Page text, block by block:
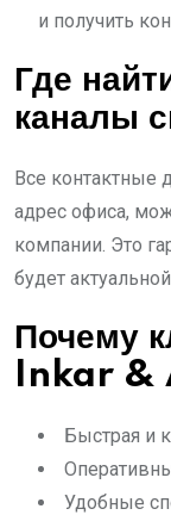
и получить
Где
каналы
Все контактные
адрес офиса,
компании. Это
будет
Почему
Inkar &
Быстрая и
Удобные